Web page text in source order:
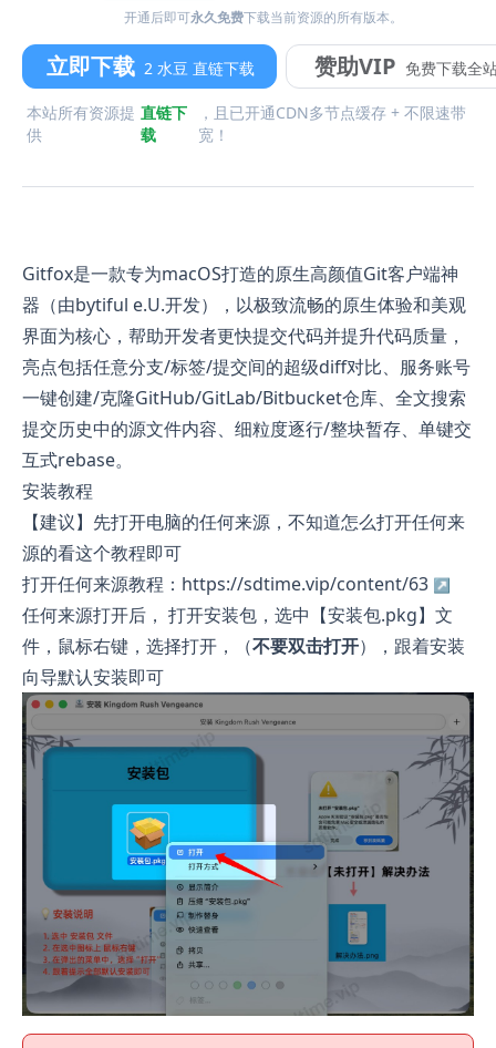
开通后即可永久免费下载当前资源的所有版本。
立即下载 2 水豆 直链下载 赞助VIP 免费下载全
本站所有资源提
供
直链下
载
，且已开通CDN多节点缓存 + 不限速带
宽！
Gitfox是一款专为macOS打造的原生高颜值Git客户端神
器（由bytiful e.U.开发），以极致流畅的原生体验和美观
界面为核心，帮助开发者更快提交代码并提升代码质量，
亮点包括任意分支/标签/提交间的超级diff对比、服务账号
一键创建/克隆GitHub/GitLab/Bitbucket仓库、全文搜索
提交历史中的源文件内容、细粒度逐行/整块暂存、单键交
互式rebase。
安装教程
【建议】先打开电脑的任何来源，不知道怎么打开任何来
源的看这个教程即可
打开任何来源教程：https://sdtime.vip/content/63
任何来源打开后， 打开安装包，选中【安装包.pkg】文
件，鼠标右键，选择打开，（不要双击打开），跟着安装
向导默认安装即可